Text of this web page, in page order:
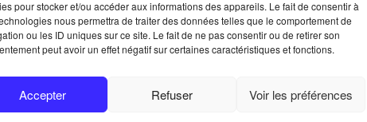
pour stocker et/ou accéder aux informations des appareils. Le fait de consentir à
nous permettra de traiter des données telles que le comportement de
ou les ID uniques sur ce site. Le fait de ne pas consentir ou de retirer son
peut avoir un effet négatif sur certaines caractéristiques et fonctions.
Accepter Refuser Voir les préférences